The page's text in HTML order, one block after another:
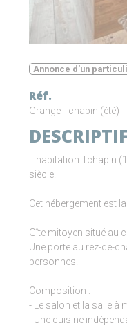
Annonce d'un
Réf.
Grange Tchapin (été)
DESCRIPTIF
L'habitation Tchapin
siècle.
Cet hébergement est
Gîte mitoyen situé au
Une porte au rez-de-
personnes.
Composition :
- Le salon et la salle à
- Une cuisine